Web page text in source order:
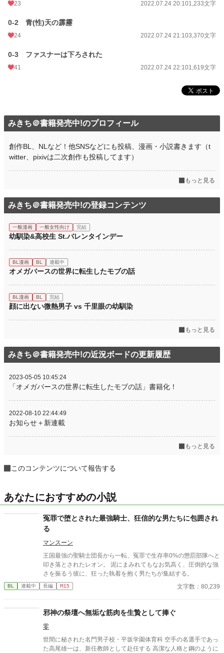
23 2022.07.24 20:101,233文字
0-2 青(性)天の霹靂
24 2022.07.24 21:103,370文字
0-3 ファスナーは下ろされた
41 2022.07.24 22:101,619文字
みきち＠書籍発売中!のプロフィール
創作BL、NLなど！他SNSなどにも投稿、漫画・小説書きます（t
witter、pixivは二次創作も投稿してます）
もっと見る
みきち＠書籍発売中!の登録コンテンツ
一般漫画 一般女性向け 完結
幼馴染&高校生 St.バレンタインデー
BL漫画 BL 連載中
オメガバースの世界に転生したモブの話
BL漫画 BL 完結
顔に出ない微熱男子 vs 千里眼の幼馴染
もっと見る
みきち＠書籍発売中!の近況ボードの更新履歴
2023-05-05 10:45:24
「オメガバースの世界に転生したモブの話」書籍化！
2022-08-10 22:44:49
お知らせ＋新連載
もっと見る
このコンテンツについて報告する
あなたにおすすめの小説
冤罪で堕とされた最強騎士、狂信的な男たちに包囲され
る
マンスーン
​王国最強の聖騎士団長から一転、冤罪で生存率0%の懲罰部隊へと
叩き落とされたレオン。 泥にまみれてもなお気高く、圧倒的な強
さを振るう彼に、狂った執着を抱く男たちが集結する。
BL 連載中 長編 R15 文字数：80,239
邪神の祭壇へ無垢な筋肉を生贄として捧ぐ
零
世間に秘された名門男子校・平坂学園体育科 空手の名選手であっ
た高尾雄一は、新任教師として赴任する 高潔な人格と鋼のように